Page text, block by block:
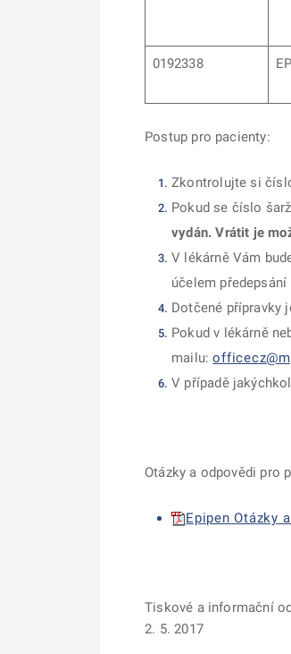
0192338
Postup pro pacienty:
Zkontrolujte si
Pokud se číslo
vydán. Vrátit je
V lékárně Vám
účelem
Dotčené přípravky
Pokud v lékárně
mailu:
V případě
Otázky a odpovědi pro
Epipen Otázky
Tiskové a informační
2. 5. 2017